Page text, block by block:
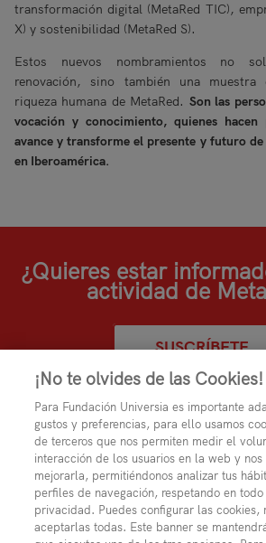
transformación digital (MetaRed TIC),
X) y sostenibilidad (MetaRed S).
Estos nuevos nombramientos no
renovación, sino también una
riqueza humana de MetaRed. Son las
vocación y conocimiento, quienes
avance y transforme el presente y futuro
en Iberoamérica.
¿Quieres estar
actividad de
SUSCRÍBETE
¡No te olvides de las Cookies!
Para Fundación Universia es importante
gustos y preferencias, para ello usamos
de terceros que nos permiten medir el
interacción de los usuarios en la web y nos
mejorarla, permitiéndonos analizar tus
perfiles de navegación, respetando en todo
privacidad. Puedes configurar las cookies,
aceptarlas todas. Este banner se